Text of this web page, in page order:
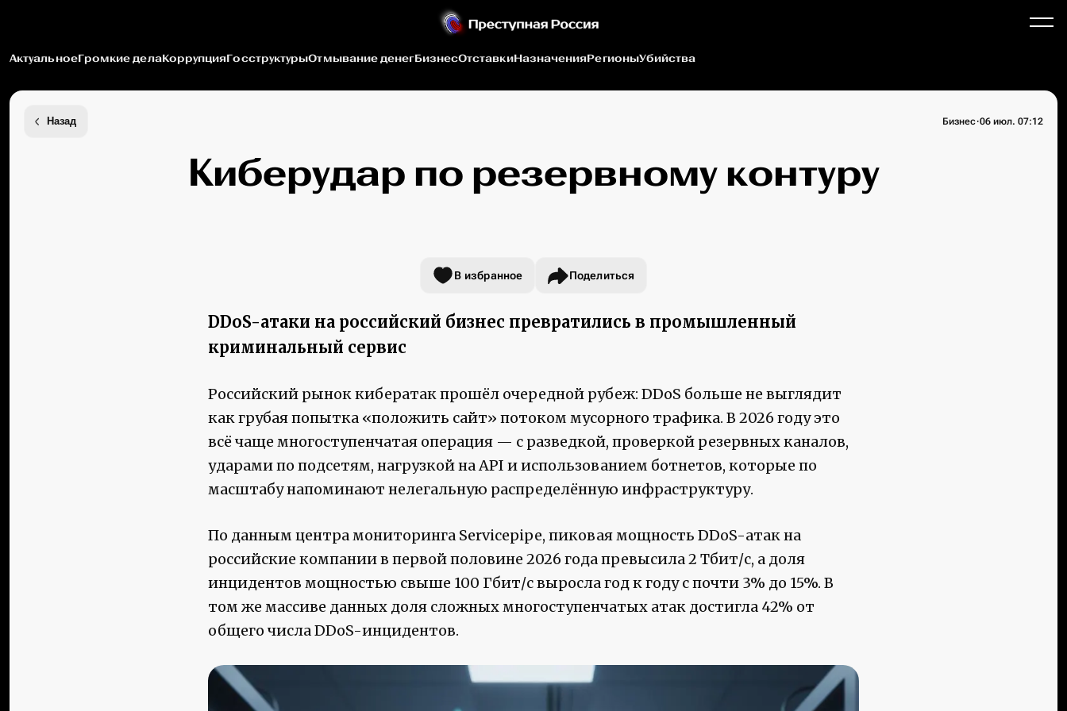
АктуальноеГромкие делаКоррупцияГосструктурыОтмывание денегБизнесОтставкиНазначенияРегионыУбийства
Назад Бизнес·06 июл. 07:12
Киберудар по резервному контуру
В избранное Поделиться
DDoS-атаки на российский бизнес превратились в промышленный
криминальный сервис
Российский рынок кибератак прошёл очередной рубеж: DDoS больше не выглядит
как грубая попытка «положить сайт» потоком мусорного трафика. В 2026 году это
всё чаще многоступенчатая операция — с разведкой, проверкой резервных каналов,
ударами по подсетям, нагрузкой на API и использованием ботнетов, которые по
масштабу напоминают нелегальную распределённую инфраструктуру.
По данным центра мониторинга Servicepipe, пиковая мощность DDoS-атак на
российские компании в первой половине 2026 года превысила 2 Тбит/с, а доля
инцидентов мощностью свыше 100 Гбит/с выросла год к году с почти 3% до 15%. В
том же массиве данных доля сложных многоступенчатых атак достигла 42% от
общего числа DDoS-инцидентов.